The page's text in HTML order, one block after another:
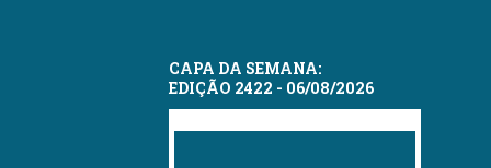
CAPA DA SEMANA:
EDIÇÃO 2422 - 06/08/2026